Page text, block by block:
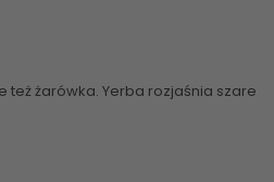
żarówka. Yerba rozjaśnia szare